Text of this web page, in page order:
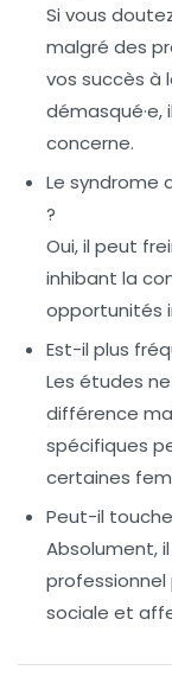
Si vous
malgré des
vos succès à
concerne.
Le syndrome
?
Oui, il peut
inhibant la
opportunités
Est-il plus
Les études
différence
spécifiques
certaines
Peut-il
Absolument,
professionnel
sociale et